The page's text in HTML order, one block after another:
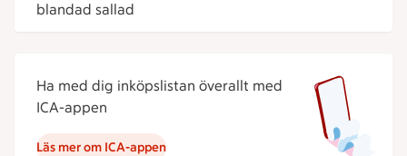
blandad sallad
Ha med dig inköpslistan överallt med
ICA-appen
Läs mer om ICA-appen